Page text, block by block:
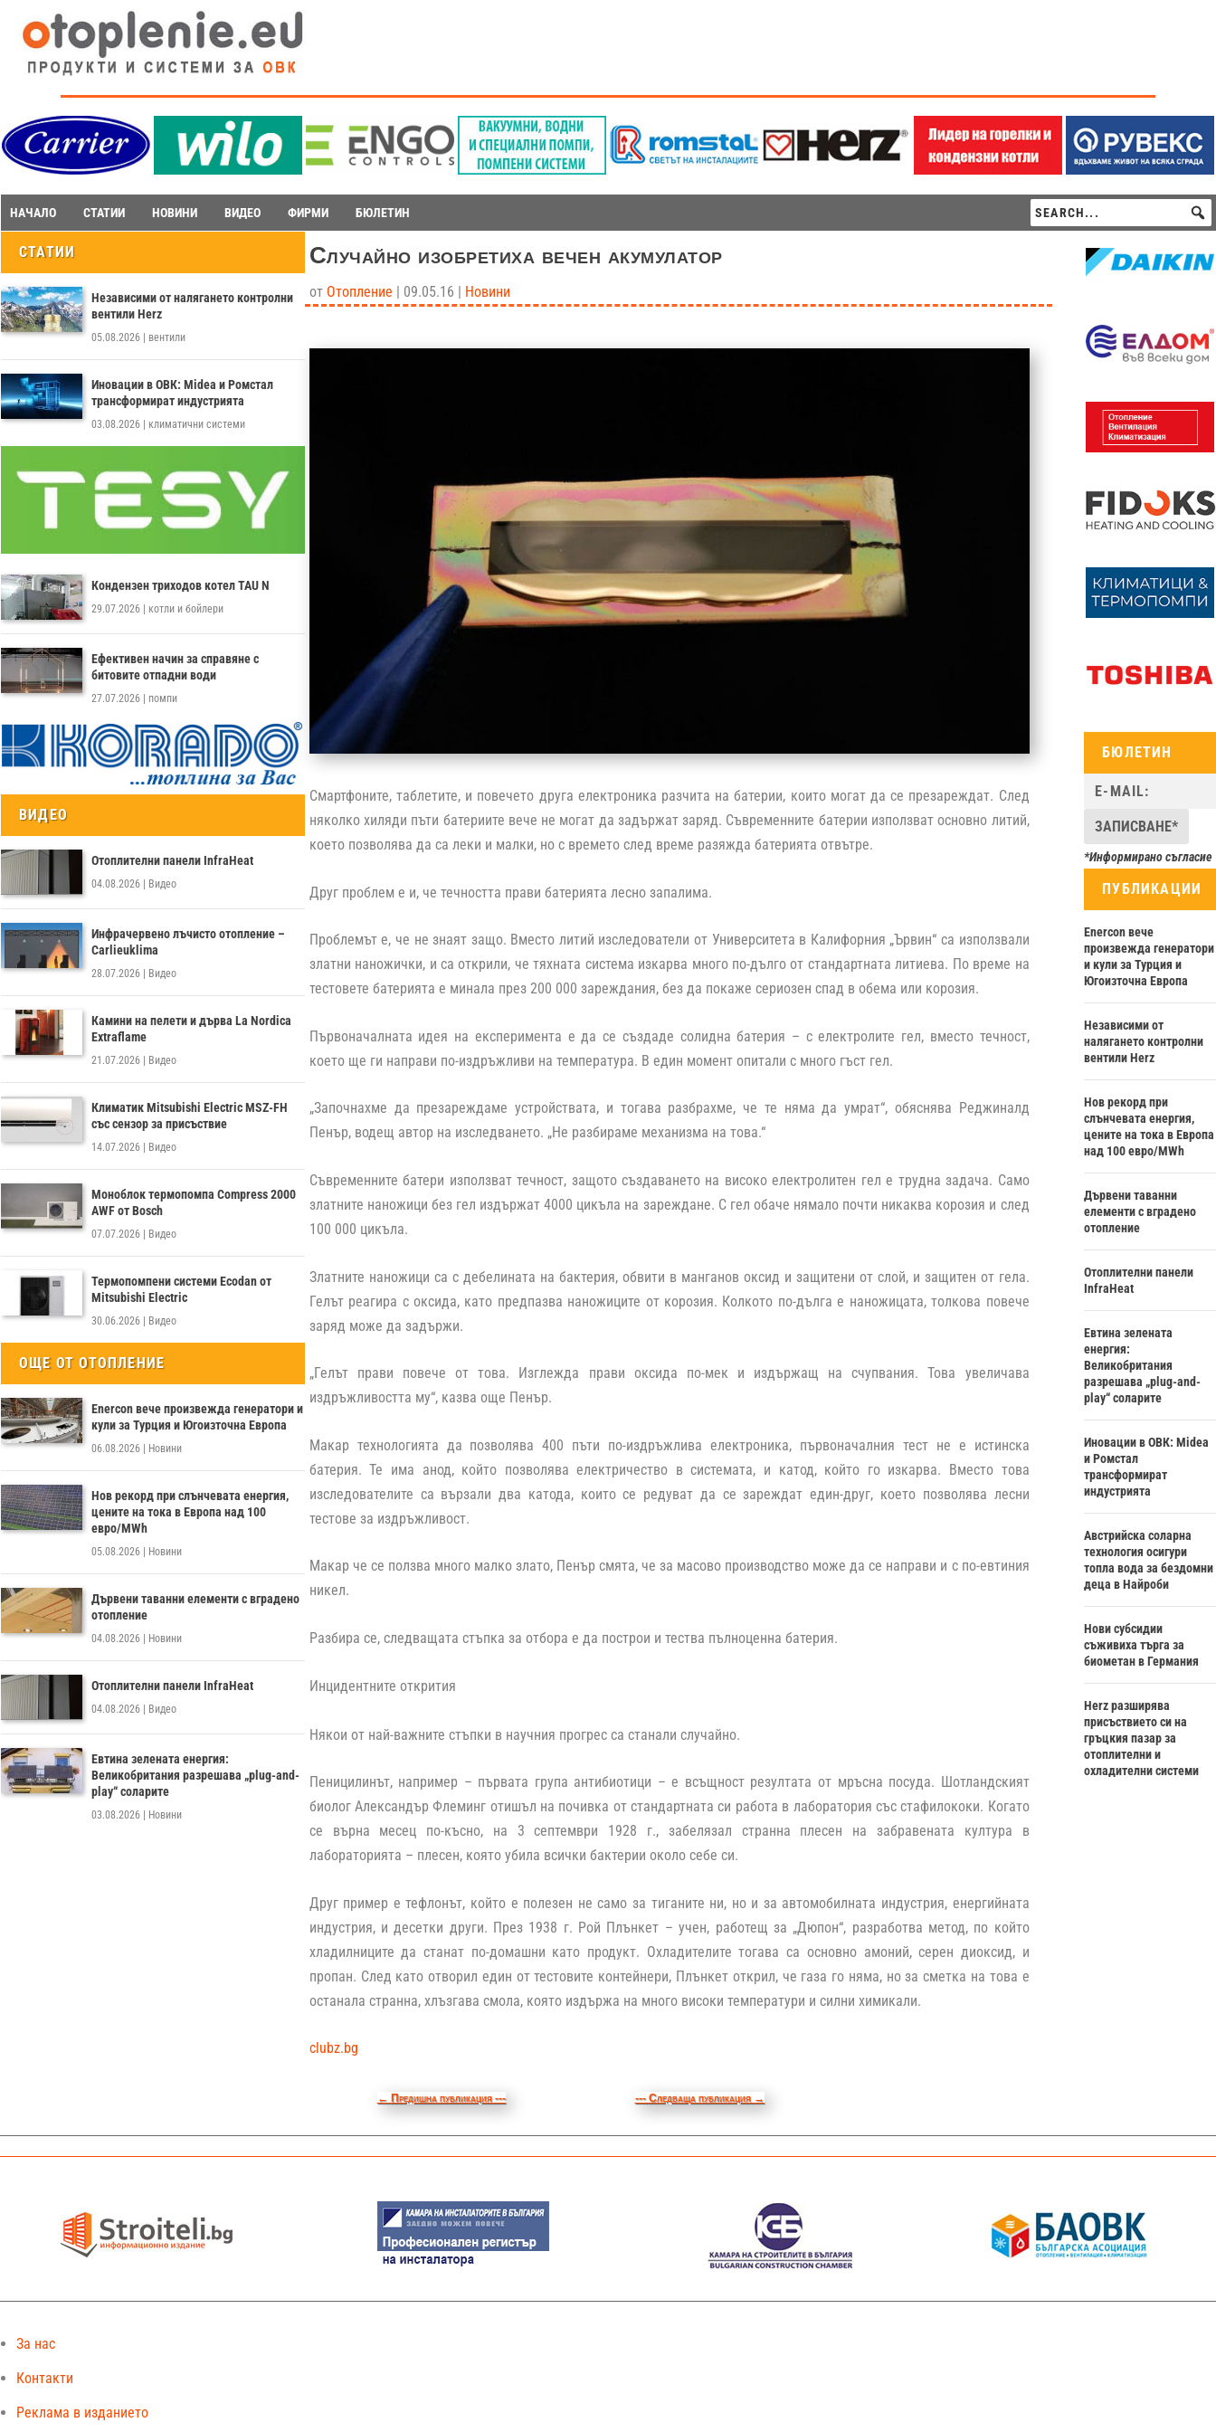
НАЧАЛО СТАТИИ НОВИНИ ВИДЕО ФИРМИ БЮЛЕТИН
СТАТИИ
Независими от налягането контролни
вентили Herz
05.08.2026 вентили
Иновации в ОВК: Midea и Ромстал
трансформират индустрията
03.08.2026 климатични системи
Кондензен триходов котел TAU N
29.07.2026 | котли и бойлери
Ефективен начин за справяне с
битовите отпадни води
27.07.2026 | помпи
ВИДЕО
Отоплителни панели InfraHeat
04.08.2026 Видео
Инфрачервено лъчисто отопление –
Carlieuklima
28.07.2026 Видео
Камини на пелети и дърва La Nordica
Extraflame
21.07.2026 Видео
Климатик Mitsubishi Electric MSZ-FH
със сензор за присъствие
14.07.2026 Видео
Моноблок термопомпа Compress 2000
AWF от Bosch
07.07.2026 Видео
Термопомпени системи Ecodan от
Mitsubishi Electric
30.06.2026 Видео
ОЩЕ ОТ ОТОПЛЕНИЕ
Enercon вече произвежда генератори и
кули за Турция и Югоизточна Европа
06.08.2026 Новини
Нов рекорд при слънчевата енергия,
цените на тока в Европа над 100
евро/MWh
05.08.2026 Новини
Дървени таванни елементи с вградено
отопление
04.08.2026 Новини
Отоплителни панели InfraHeat
04.08.2026 Видео
Евтина зелената енергия:
Великобритания разрешава „plug-and-
play“ соларите
03.08.2026 Новини
Случайно изобретиха вечен акумулатор
от Отопление 09.05.16 Новини
Смартфоните, таблетите, и повечето друга електроника разчита на батерии, които могат да се презареждат. След
няколко хиляди пъти батериите вече не могат да задържат заряд. Съвременните батерии използват основно литий,
което позволява да са леки и малки, но с времето след време разяжда батерията отвътре.
Друг проблем е и, че течността прави батерията лесно запалима.
Проблемът е, че не знаят защо. Вместо литий изследователи от Университета в Калифорния „Ървин“ са използвали
златни наножички, и са открили, че тяхната система изкарва много по-дълго от стандартната литиева. По време на
тестовете батерията е минала през 200 000 зареждания, без да покаже сериозен спад в обема или корозия.
Първоначалната идея на експеримента е да се създаде солидна батерия – с електролите гел, вместо течност,
което ще ги направи по-издръжливи на температура. В един момент опитали с много гъст гел.
„Започнахме да презареждаме устройствата, и тогава разбрахме, че те няма да умрат“, обяснява Реджиналд
Пенър, водещ автор на изследването. „Не разбираме механизма на това.“
Съвременните батери използват течност, защото създаването на високо електролитен гел е трудна задача. Само
златните наножици без гел издържат 4000 цикъла на зареждане. С гел обаче нямало почти никаква корозия и след
100 000 цикъла.
Златните наножици са с дебелината на бактерия, обвити в манганов оксид и защитени от слой, и защитен от гела.
Гелът реагира с оксида, като предпазва наножиците от корозия. Колкото по-дълга е наножицата, толкова повече
заряд може да задържи.
„Гелът прави повече от това. Изглежда прави оксида по-мек и издържащ на счупвания. Това увеличава
издръжливостта му“, казва още Пенър.
Макар технологията да позволява 400 пъти по-издръжлива електроника, първоначалния тест не е истинска
батерия. Те има анод, който позволява електричество в системата, и катод, който го изкарва. Вместо това
изследователите са вързали два катода, които се редуват да се зареждат един-друг, което позволява лесни
тестове за издръжливост.
Макар че се ползва много малко злато, Пенър смята, че за масово производство може да се направи и с по-евтиния
никел.
Разбира се, следващата стъпка за отбора е да построи и тества пълноценна батерия.
Инцидентните открития
Някои от най-важните стъпки в научния прогрес са станали случайно.
Пеницилинът, например – първата група антибиотици – е всъщност резултата от мръсна посуда. Шотландският
биолог Александър Флеминг отишъл на почивка от стандартната си работа в лаборатория със стафилококи. Когато
се върна месец по-късно, на 3 септември 1928 г., забелязал странна плесен на забравената култура в
лабораторията – плесен, която убила всички бактерии около себе си.
Друг пример е тефлонът, който е полезен не само за тиганите ни, но и за автомобилната индустрия, енергийната
индустрия, и десетки други. През 1938 г. Рой Плънкет – учен, работещ за „Дюпон“, разработва метод, по който
хладилниците да станат по-домашни като продукт. Охладителите тогава са основно амоний, серен диоксид, и
пропан. След като отворил един от тестовите контейнери, Плънкет открил, че газа го няма, но за сметка на това е
останала странна, хлъзгава смола, която издържа на много високи температури и силни химикали.
clubz.bg
БЮЛЕТИН
*Информирано съгласие
ПУБЛИКАЦИИ
Enercon вече
произвежда генератори
и кули за Турция и
Югоизточна Европа
Независими от
налягането контролни
вентили Herz
Нов рекорд при
слънчевата енергия,
цените на тока в Европа
над 100 евро/MWh
Дървени таванни
елементи с вградено
отопление
Отоплителни панели
InfraHeat
Евтина зелената
енергия:
Великобритания
разрешава „plug-and-
play“ соларите
Иновации в ОВК: Midea
и Ромстал
трансформират
индустрията
Австрийска соларна
технология осигури
топла вода за бездомни
деца в Найроби
Нови субсидии
съживиха търга за
биометан в Германия
Herz разширява
присъствието си на
гръцкия пазар за
отоплителни и
охладителни системи
← Предишна публикация --- --- Следваща публикация →
За нас
Контакти
Реклама в изданието